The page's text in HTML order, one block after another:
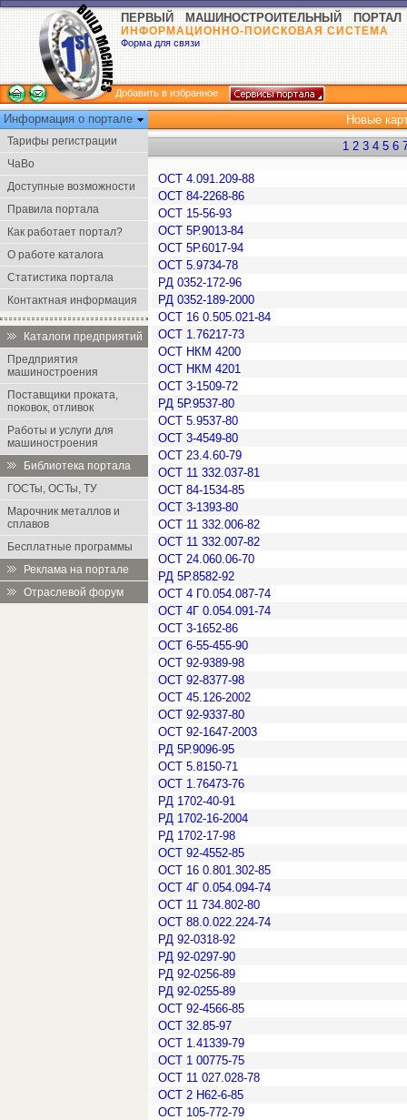
ПЕРВЫЙ МАШИНОСТРОИТЕЛЬНЫЙ ПОРТАЛ
ИНФОРМАЦИОННО-ПОИСКОВАЯ СИСТЕМА
Форма для связи
Добавить в избранное
Информация о портале
Тарифы регистрации
ЧаВо
Доступные возможности
Правила портала
Как работает портал?
О работе каталога
Статистика портала
Контактная информация
Каталоги предприятий
Предприятия
машиностроения
Поставщики проката,
поковок, отливок
Работы и услуги для
машиностроения
Библиотека портала
ГОСТы, ОСТы, ТУ
Марочник металлов и
сплавов
Бесплатные программы
Реклама на портале
Отраслевой форум
Новые
1 2 3 4 5 6
ОСТ 4.091.209-88
ОСТ 84-2268-86
ОСТ 15-56-93
ОСТ 5Р.9013-84
ОСТ 5Р.6017-94
ОСТ 5.9734-78
РД 0352-172-96
РД 0352-189-2000
ОСТ 16 0.505.021-84
ОСТ 1.76217-73
ОСТ НКМ 4200
ОСТ НКМ 4201
ОСТ 3-1509-72
РД 5Р.9537-80
ОСТ 5.9537-80
ОСТ 3-4549-80
ОСТ 23.4.60-79
ОСТ 11 332.037-81
ОСТ 84-1534-85
ОСТ 3-1393-80
ОСТ 11 332.006-82
ОСТ 11 332.007-82
ОСТ 24.060.06-70
РД 5Р.8582-92
ОСТ 4 Г0.054.087-74
ОСТ 4Г 0.054.091-74
ОСТ 3-1652-86
ОСТ 6-55-455-90
ОСТ 92-9389-98
ОСТ 92-8377-98
ОСТ 45.126-2002
ОСТ 92-9337-80
ОСТ 92-1647-2003
РД 5Р.9096-95
ОСТ 5.8150-71
ОСТ 1.76473-76
РД 1702-40-91
РД 1702-16-2004
РД 1702-17-98
ОСТ 92-4552-85
ОСТ 16 0.801.302-85
ОСТ 4Г 0.054.094-74
ОСТ 11 734.802-80
ОСТ 88.0.022.224-74
РД 92-0318-92
РД 92-0297-90
РД 92-0256-89
РД 92-0255-89
ОСТ 92-4566-85
ОСТ 32.85-97
ОСТ 1.41339-79
ОСТ 1 00775-75
ОСТ 11 027.028-78
ОСТ 2 Н62-6-85
ОСТ 105-772-79